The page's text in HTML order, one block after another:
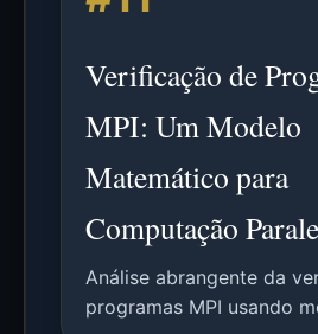
Verificação de
MPI: Um Modelo
Matemático para
Computação
Análise abrangente da
programas MPI usando